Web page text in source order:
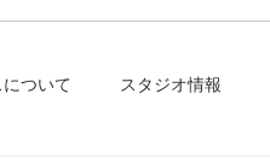
ついて スタジオ情報